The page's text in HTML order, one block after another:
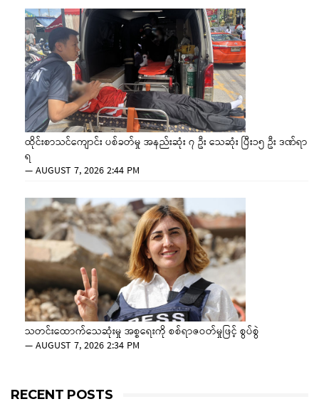
ထိုင်းစာသင်ကျောင်း ပစ်ခတ်မှု အနည်းဆုံး ၇ ဦး သေဆုံး ပြီး၁၅ ဦး ဒဏ်ရာ
ရ
—AUGUST 7, 2026 2:44 PM
သတင်းထောက်သေဆုံးမှု အစ္စရေးကို စစ်ရာဇဝတ်မှုဖြင့် စွပ်စွဲ
—AUGUST 7, 2026 2:34 PM
RECENT POSTS